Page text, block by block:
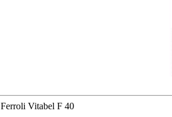
Ferroli Vitabel F 40